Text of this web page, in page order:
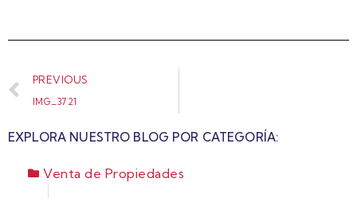
PREVIOUS
IMG_3721
EXPLORA NUESTRO BLOG POR CATEGORÍA:
Venta de Propiedades